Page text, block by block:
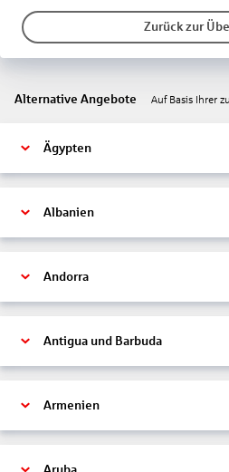
Zurück zur
Alternative Angebote Auf Basis Ihrer
Ägypten
Albanien
Andorra
Antigua und Barbuda
Armenien